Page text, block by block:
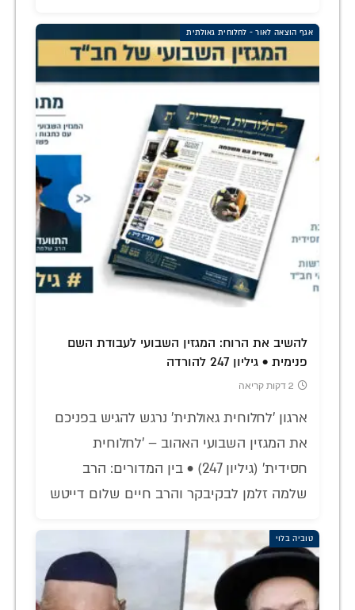
אגף הוצאה לאור - לחלוחית גאולתית
להשיב את הרוח: המגזין השבועי לעבודת השם
פנימית • גיליון 247 להורדה
2 דקות קריאה
ארגון 'לחלוחית גאולתית' נרגש להגיש בפניכם
את המגזין השבועי האהוב – 'לחלוחית
חסידית' (גיליון 247) • בין המדורים: הרב
שלמה זלמן לבקיבקר והרב חיים שלום דייטש
טוביה בלוי